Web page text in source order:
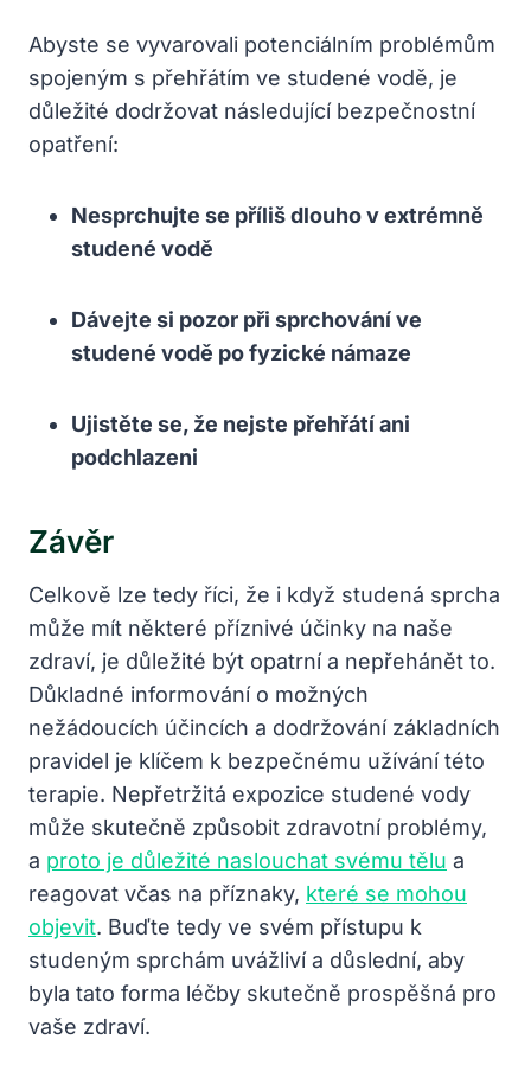
Abyste se vyvarovali potenciálním problémům
spojeným s přehřátím ve studené vodě, je
důležité dodržovat následující bezpečnostní
opatření:
Nesprchujte se příliš dlouho v extrémně
studené vodě
Dávejte si pozor při sprchování ve
studené vodě po fyzické námaze
Ujistěte se, že nejste přehřátí ani
podchlazeni
Závěr
Celkově lze tedy říci, že i když studená sprcha
může mít některé příznivé účinky na naše
zdraví, je důležité být opatrní a nepřehánět to.
Důkladné informování o možných
nežádoucích účincích a dodržování základních
pravidel je klíčem k bezpečnému užívání této
terapie. Nepřetržitá expozice studené vody
může skutečně způsobit zdravotní problémy,
a proto je důležité naslouchat svému tělu a
reagovat včas na příznaky, které se mohou
objevit. Buďte tedy ve svém přístupu k
studeným sprchám uvážliví a důslední, aby
byla tato forma léčby skutečně prospěšná pro
vaše zdraví.